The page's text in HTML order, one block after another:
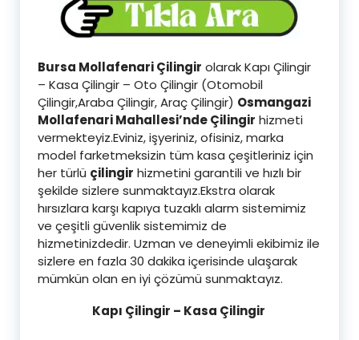
Bursa Mollafenari Çilingir olarak Kapı Çilingir
– Kasa Çilingir – Oto Çilingir (Otomobil
Çilingir,Araba Çilingir, Araç Çilingir) Osmangazi
Mollafenari Mahallesi’nde Çilingir hizmeti
vermekteyiz.Eviniz, işyeriniz, ofisiniz, marka
model farketmeksizin tüm kasa çeşitleriniz için
her türlü çilingir hizmetini garantili ve hızlı bir
şekilde sizlere sunmaktayız.Ekstra olarak
hırsızlara karşı kapıya tuzaklı alarm sistemimiz
ve çeşitli güvenlik sistemimiz de
hizmetinizdedir. Uzman ve deneyimli ekibimiz ile
sizlere en fazla 30 dakika içerisinde ulaşarak
mümkün olan en iyi çözümü sunmaktayız.
Kapı Çilingir – Kasa Çilingir